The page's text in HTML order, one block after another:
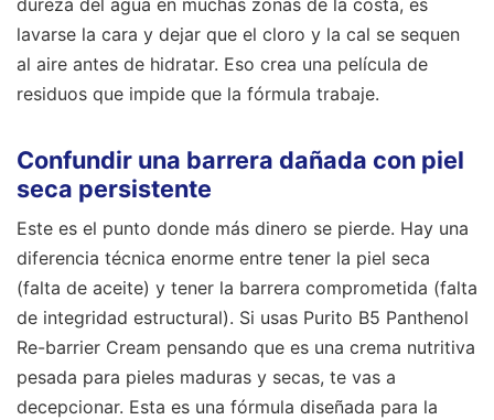
dureza del agua en muchas zonas de la costa, es
lavarse la cara y dejar que el cloro y la cal se sequen
al aire antes de hidratar. Eso crea una película de
residuos que impide que la fórmula trabaje.
Confundir una barrera dañada con piel
seca persistente
Este es el punto donde más dinero se pierde. Hay una
diferencia técnica enorme entre tener la piel seca
(falta de aceite) y tener la barrera comprometida (falta
de integridad estructural). Si usas Purito B5 Panthenol
Re-barrier Cream pensando que es una crema nutritiva
pesada para pieles maduras y secas, te vas a
decepcionar. Esta es una fórmula diseñada para la